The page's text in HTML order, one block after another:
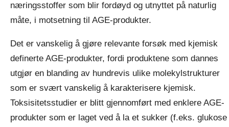
næringsstoffer som blir fordøyd og utnyttet på naturlig
måte, i motsetning til AGE-produkter.
Det er vanskelig å gjøre relevante forsøk med kjemisk
definerte AGE-produkter, fordi produktene som dannes
utgjør en blanding av hundrevis ulike molekylstrukturer
som er svært vanskelig å karakterisere kjemisk.
Toksisitetsstudier er blitt gjennomført med enklere AGE-
produkter som er laget ved å la et sukker (f.eks. glukose